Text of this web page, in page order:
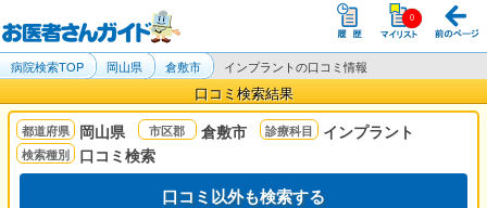
病院検索TOP 岡山県 倉敷市 インプラントの口コミ情報
口コミ検索結果
岡山県 倉敷市
インプラント
口コミ検索
口コミ以外も検索する